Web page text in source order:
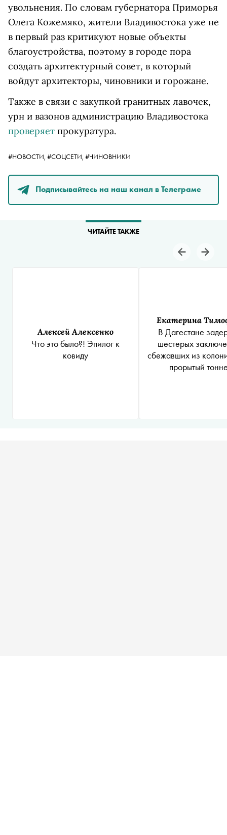
увольнения. По словам губернатора Приморья
Олега Кожемяко, жители Владивостока уже не
в первый раз критикуют новые объекты
благоустройства, поэтому в городе пора
создать архитектурный совет, в который
войдут архитекторы, чиновники и горожане.
Также в связи с закупкой гранитных лавочек,
урн и вазонов администрацию Владивостока
проверяет прокуратура.
#НОВОСТИ, #СОЦСЕТИ, #ЧИНОВНИКИ
Подписывайтесь на наш канал в Телеграме
ЧИТАЙТЕ ТАКЖЕ
Алексей Алексенко
Что это было?! Эпилог к
ковиду
Екатерина
В Дагестане
шестерых
сбежавших из
прорытый